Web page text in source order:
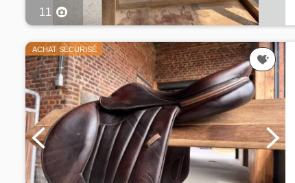
11
ACHAT SÉCURISÉ